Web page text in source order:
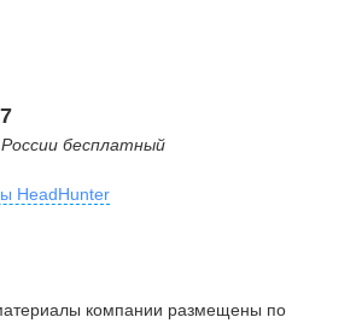
России бесплатный
HeadHunter
Тверской,компании размещены по